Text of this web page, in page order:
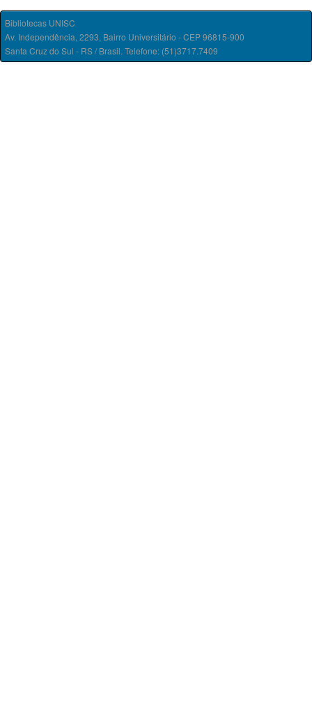
Bibliotecas UNISC
Av. Independência, 2293, Bairro Universitário - CEP 96815-900
Santa Cruz do Sul - RS / Brasil. Telefone: (51)3717.7409